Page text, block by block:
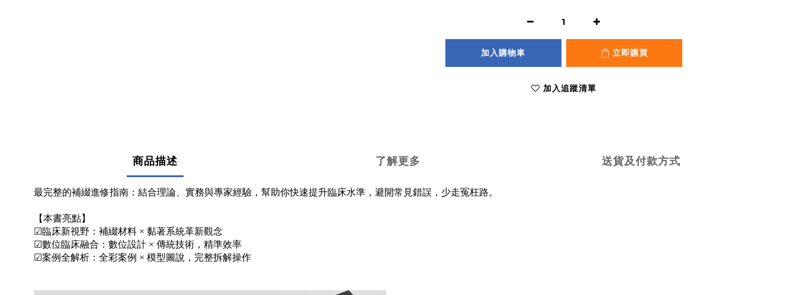
加入購物車 立即購買
加入追蹤清單
商品描述 了解更多 送貨及付款方式
最完整的補綴進修指南：結合理論、實務與專家經驗，幫助你快速提升臨床水準，避開常見錯誤，少走冤枉路。
【本書亮點】
☑臨床新視野：補綴材料 × 黏著系統革新觀念
☑數位臨床融合：數位設計 × 傳統技術，精準效率
☑案例全解析：全彩案例 × 模型圖說，完整拆解操作